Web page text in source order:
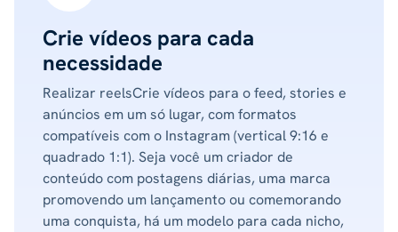
Crie vídeos para cada
necessidade
Realizar reelsCrie vídeos para o feed, stories e
anúncios em um só lugar, com formatos
compatíveis com o Instagram (vertical 9:16 e
quadrado 1:1). Seja você um criador de
conteúdo com postagens diárias, uma marca
promovendo um lançamento ou comemorando
uma conquista, há um modelo para cada nicho,